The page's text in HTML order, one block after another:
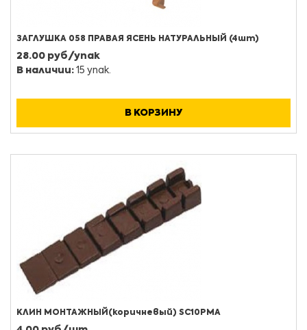
ЗАГЛУШКА 058 ПРАВАЯ ЯСЕНЬ НАТУРАЛЬНЫЙ (4шт)
28.00 руб/упак
В наличии: 15 упак.
В КОРЗИНУ
КЛИН МОНТАЖНЫЙ(коричневый) SC10PMA